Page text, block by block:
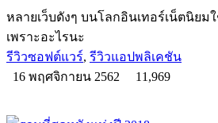
หลายเว็บดังๆ บนโลกอินเทอร์เน็ตนิยม
เพราะอะไรนะ
รีวิวซอฟต์แวร์, รีวิวแอปพลิเคชัน
16 พฤศจิกายน 2562
11,969